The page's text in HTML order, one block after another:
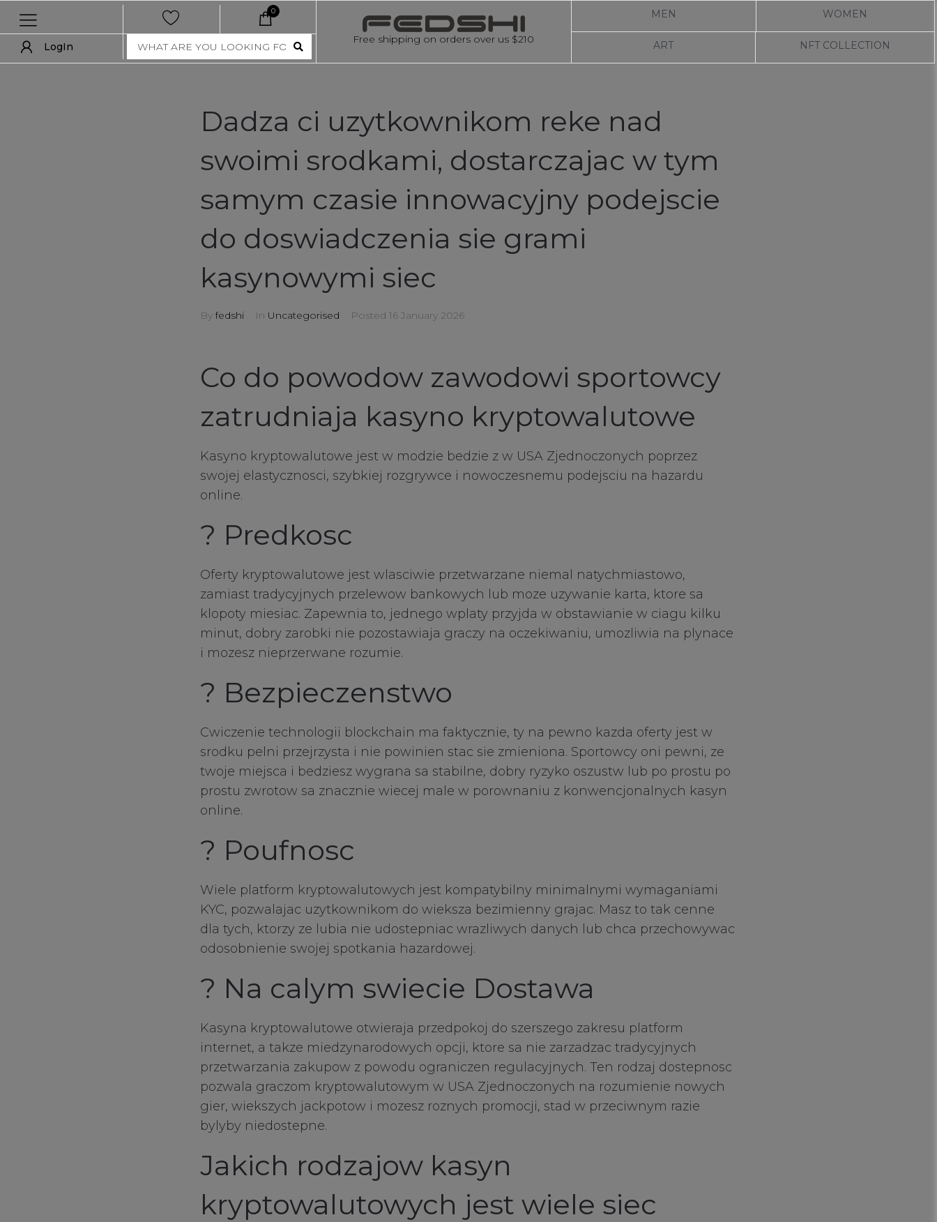
0
LogIn
Free shipping on orders over us $210
MEN
ART
WOMEN
NFT COLLECTION
Dadza ci uzytkownikom reke nad
swoimi srodkami, dostarczajac w tym
samym czasie innowacyjny podejscie
do doswiadczenia sie grami
kasynowymi siec
By fedshi In Uncategorised Posted 16 January 2026
Co do powodow zawodowi sportowcy
zatrudniaja kasyno kryptowalutowe
Kasyno kryptowalutowe jest w modzie bedzie z w USA Zjednoczonych poprzez
swojej elastycznosci, szybkiej rozgrywce i nowoczesnemu podejsciu na hazardu
online.
? Predkosc
Oferty kryptowalutowe jest wlasciwie przetwarzane niemal natychmiastowo,
zamiast tradycyjnych przelewow bankowych lub moze uzywanie karta, ktore sa
klopoty miesiac. Zapewnia to, jednego wplaty przyjda w obstawianie w ciagu kilku
minut, dobry zarobki nie pozostawiaja graczy na oczekiwaniu, umozliwia na plynace
i mozesz nieprzerwane rozumie.
? Bezpieczenstwo
Cwiczenie technologii blockchain ma faktycznie, ty na pewno kazda oferty jest w
srodku pelni przejrzysta i nie powinien stac sie zmieniona. Sportowcy oni pewni, ze
twoje miejsca i bedziesz wygrana sa stabilne, dobry ryzyko oszustw lub po prostu po
prostu zwrotow sa znacznie wiecej male w porownaniu z konwencjonalnych kasyn
online.
? Poufnosc
Wiele platform kryptowalutowych jest kompatybilny minimalnymi wymaganiami
KYC, pozwalajac uzytkownikom do wieksza bezimienny grajac. Masz to tak cenne
dla tych, ktorzy ze lubia nie udostepniac wrazliwych danych lub chca przechowywac
odosobnienie swojej spotkania hazardowej.
? Na calym swiecie Dostawa
Kasyna kryptowalutowe otwieraja przedpokoj do szerszego zakresu platform
internet, a takze miedzynarodowych opcji, ktore sa nie zarzadzac tradycyjnych
przetwarzania zakupow z powodu ograniczen regulacyjnych. Ten rodzaj dostepnosc
pozwala graczom kryptowalutowym w USA Zjednoczonych na rozumienie nowych
gier, wiekszych jackpotow i mozesz roznych promocji, stad w przeciwnym razie
bylyby niedostepne.
Jakich rodzajow kasyn
kryptowalutowych jest wiele siec
LogIn